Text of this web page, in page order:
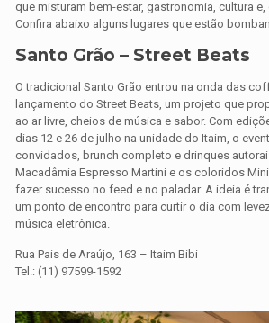
que misturam bem-estar, gastronomia, cultura
Confira abaixo alguns lugares que estão
Santo Grão – Street Beats
O tradicional Santo Grão entrou na onda das
lançamento do Street Beats, um projeto que
ao ar livre, cheios de música e sabor. Com
dias 12 e 26 de julho na unidade do Itaim, o
convidados, brunch completo e drinques
Macadâmia Espresso Martini e os coloridos
fazer sucesso no feed e no paladar. A ideia é
um ponto de encontro para curtir o dia com
música eletrônica.
Rua Pais de Araújo, 163 – Itaim Bibi
Tel.: (11) 97599-1592